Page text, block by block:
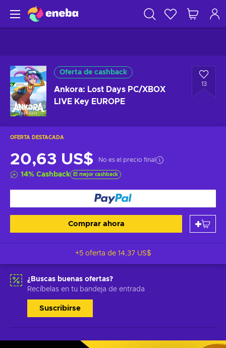
Oferta de cashback
Ankora: Lost Days PC/XBOX
LIVE Key EUROPE
13
OFERTA DESTACADA
20,63 US$ No es el precio final
14% Cashback El mejor cashback
Comprar ahora
+5 oferta de 14,37 US$
¿Buscas buenas ofertas?
Recíbelas en tu bandeja de entrada
Suscribirse